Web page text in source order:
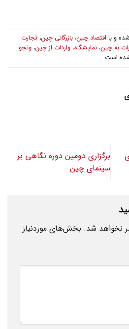
و با اقتصاد چین، بازرگانی چین، تجارت
به چین، نمایشگاه، واردات از چین، ونجو
است.
برگزاری دومین دوره نگاهی بر
سینمای چین
نخواهد شد. بخش‌های موردنیاز